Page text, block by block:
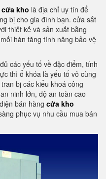
cửa kho là địa chỉ uy tín để
bị cho gia đình bạn. cửa sắt
thiết kế và sản xuất bằng
hàn tăng tính năng bảo vệ
các yếu tố về đặc điểm, tính
thì ổ khóa là yếu tố vô cùng
bị các kiểu khoá công
ninh lớn, độ an toàn cao
bán hàng cửa kho
phục vụ nhu cầu mua bán